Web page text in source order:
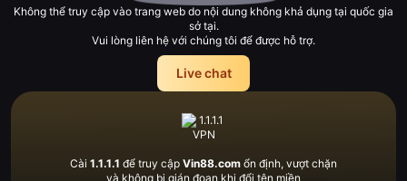
Không thể truy cập vào trang web do nội dung không khả dụng tại quốc gia
sở tại.
Vui lòng liên hệ với chúng tôi để được hỗ trợ.
Live chat
Cài 1.1.1.1 để truy cập Vin88.com ổn định, vượt chặn
và không bị gián đoạn khi đổi tên miền